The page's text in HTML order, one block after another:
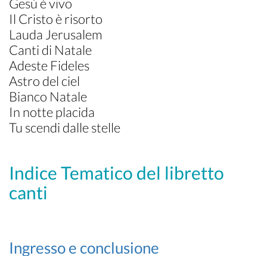
Gesù è vivo
Il Cristo è risorto
Lauda Jerusalem
Canti di Natale
Adeste Fideles
Astro del ciel
Bianco Natale
In notte placida
Tu scendi dalle stelle
Indice Tematico del libretto
canti
Ingresso e conclusione